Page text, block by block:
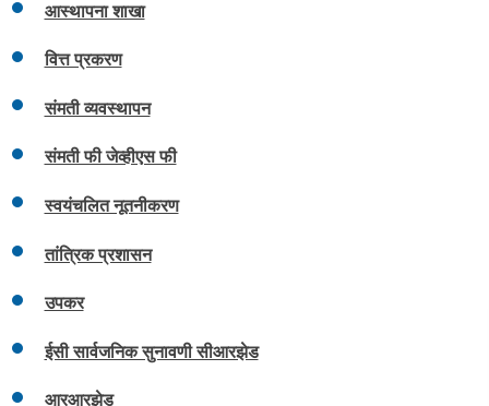
आस्थापना शाखा
वित्त प्रकरण
संमती व्यवस्थापन
संमती फी जेव्हीएस फी
स्वयंचलित नूतनीकरण
तांत्रिक प्रशासन
उपकर
ईसी सार्वजनिक सुनावणी सीआरझेड
आरआरझेड